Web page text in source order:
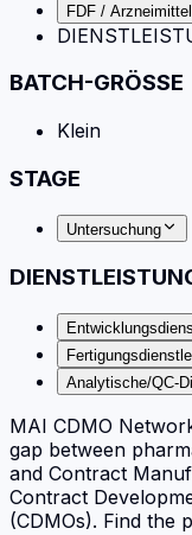
FDF /
BATCH-GRÖSSE
Klein
STAGE
Untersuchung
Analytische/QC-
MAI CDMO
gap between
and Contract
Contract
(CDMOs). Find